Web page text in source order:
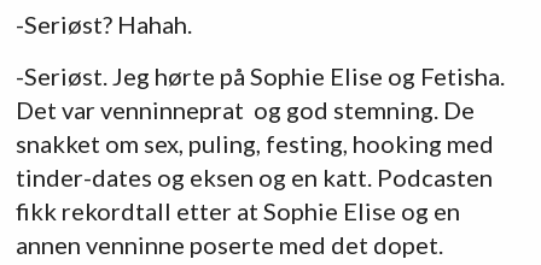
-Seriøst? Hahah.
-Seriøst. Jeg hørte på Sophie Elise og Fetisha.
Det var venninneprat og god stemning. De
snakket om sex, puling, festing, hooking med
tinder-dates og eksen og en katt. Podcasten
fikk rekordtall etter at Sophie Elise og en
annen venninne poserte med det dopet.